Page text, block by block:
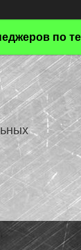
по